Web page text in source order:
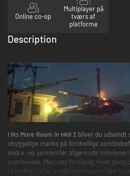
Online co-op
Multiplayer på
tværs af
platforme
Description
I No More Room in Hell 2 bliver du udsendt
uhyggelige mørke på forskellige
andre, og gennemfør afgørende
overlevelse. Men vær forsigtig: Hver gang
til smitte - eller endda permanent død for